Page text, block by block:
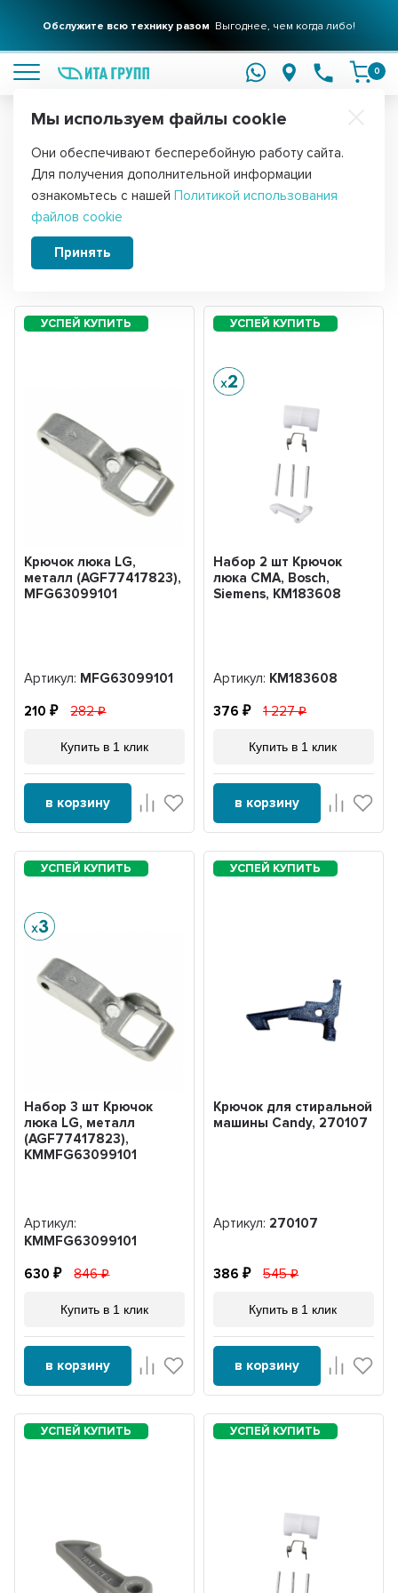
Обслужите всю технику разом Выгоднее, чем когда либо!
0
Главная Запчасти для стиральных машин
Крючки люка стиральной машины
Сортировать:
Крючок люка LG,
металл (AGF77417823),
MFG63099101
Артикул: MFG63099101
210 282
Купить в 1 клик
в корзину
Набор 2 шт Крючок
люка CMA, Bosch,
Siemens, KM183608
Артикул: KM183608
376 1 227
Купить в 1 клик
в корзину
Набор 3 шт Крючок
люка LG, металл
(AGF77417823),
KMMFG63099101
Артикул:
KMMFG63099101
630 846
Купить в 1 клик
в корзину
Крючок для стиральной
машины Candy, 270107
Артикул: 270107
386 545
Купить в 1 клик
в корзину
Мы используем файлы cookie
Они обеспечивают бесперебойную работу сайта.
Для получения дополнительной информации
ознакомьтесь с нашей Политикой использования
файлов cookie
Принять